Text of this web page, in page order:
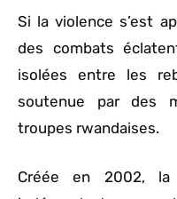
Si la violence s’est
des combats
isolées entre les
soutenue par des
troupes rwandaises.
Créée en 2002,